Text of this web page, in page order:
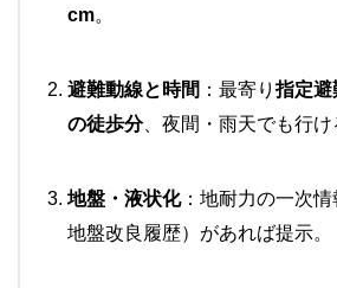
cm。
避難動線と時間 ：最寄り指定避
の徒歩分、夜間・雨天でも行け
地盤・液状化：地耐力の一次情
地盤改良履歴）があれば提示。